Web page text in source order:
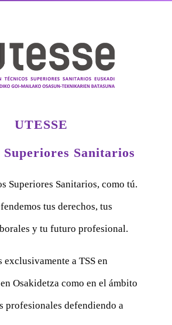
UTESSE
Superiores Sanitarios
Superiores Sanitarios, como tú.
tus derechos, tus
y tu futuro profesional.
exclusivamente a TSS en
Osakidetza como en el ámbito
profesionales defendiendo a